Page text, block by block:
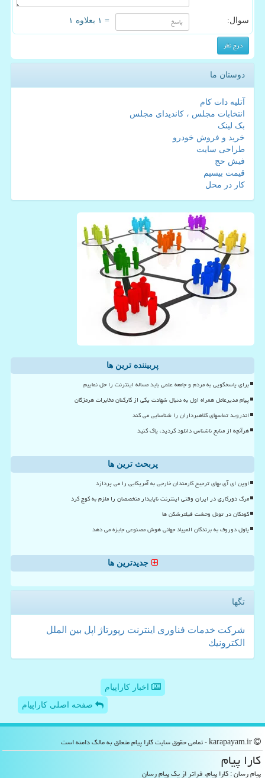
سوال: = ۱ بعلاوه ۱
دوستان ما
آتلیه دات کام
انتخابات مجلس ، کاندیدای مجلس
بک لینک
خرید و فروش خودرو
طراحی سایت
فیش حج
قیمت بیسیم
کار در محل
پربیننده ترین ها
برای پاسخگویی به مردم و جامعه علمی باید مساله اینترنت را حل نماییم
پیام مدیرعامل همراه اول به دنبال شهادت یکی از کارکنان مخابرات هرمزگان
اندروید تماسهای کلاهبرداران را شناسایی می کند
هرآنچه از منابع ناشناس دانلود کردید، پاک کنید
پربحث ترین ها
اوپن ای آی بهای ترجیح کارمندان خارجی به آمریکایی را می پردازد
مرگ دورکاری در ایران وقتی اینترنت ناپایدار متخصصان را ملزم به کوچ کرد
کودکان در تونل وحشت فیلترشکن ها
پاول دوروف به برندگان المپیاد جهانی هوش مصنوعی جایزه می دهد
جدیدترین ها
تگها
شركت خدمات فناوری اینترنت رپورتاژ اپل بین الملل
الكترونیك
اخبار کاراپیام
صفحه اصلی کاراپیام
كارا پیام
پیام رسان : کارا پیام، فراتر از یک پیام رسان